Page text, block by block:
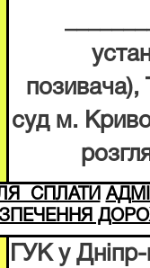
позивача),
суд м.
СПЛАТИ
ГУК у